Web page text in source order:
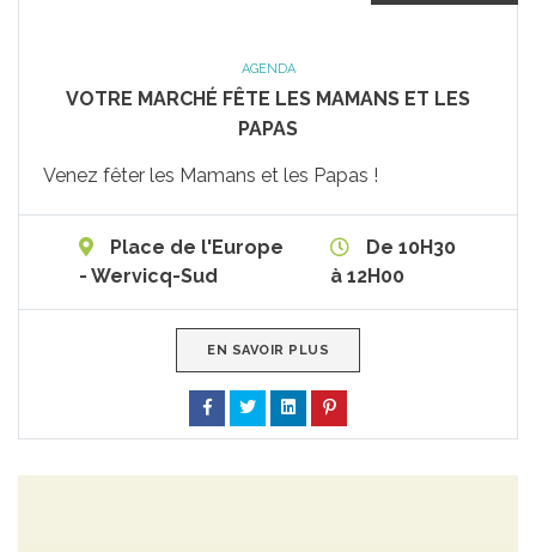
AGENDA
VOTRE MARCHÉ FÊTE LES MAMANS ET LES
PAPAS
Venez fêter les Mamans et les Papas !
Place de l'Europe
- Wervicq-Sud
De 10H30
à 12H00
EN SAVOIR PLUS